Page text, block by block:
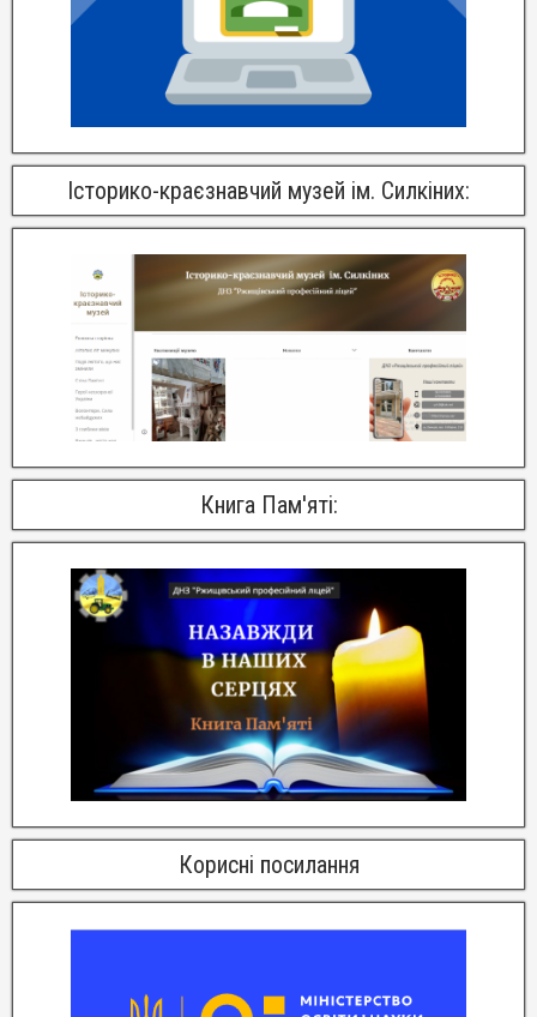
Історико-краєзнавчий музей ім. Силкіних:
Книга Пам'яті:
Корисні посилання